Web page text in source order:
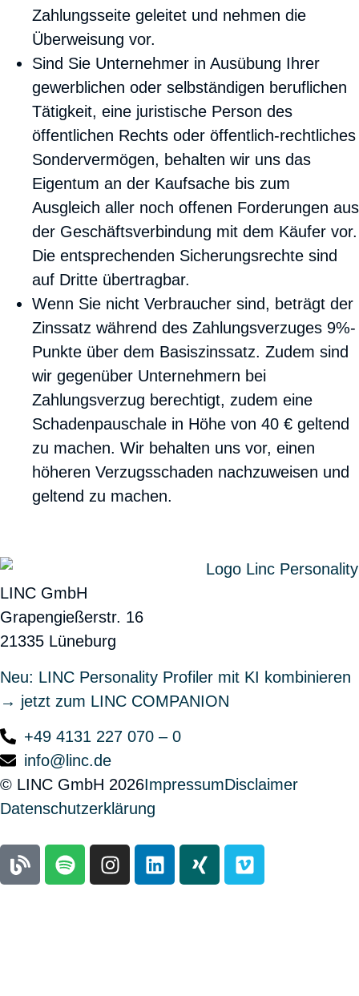
Zahlungsseite geleitet und nehmen die
Überweisung vor.
Sind Sie Unternehmer in Ausübung Ihrer
gewerblichen oder selbständigen beruflichen
Tätigkeit, eine juristische Person des
öffentlichen Rechts oder öffentlich-rechtliches
Sondervermögen, behalten wir uns das
Eigentum an der Kaufsache bis zum
Ausgleich aller noch offenen Forderungen aus
der Geschäftsverbindung mit dem Käufer vor.
Die entsprechenden Sicherungsrechte sind
auf Dritte übertragbar.
Wenn Sie nicht Verbraucher sind, beträgt der
Zinssatz während des Zahlungsverzuges 9%-
Punkte über dem Basiszinssatz. Zudem sind
wir gegenüber Unternehmern bei
Zahlungsverzug berechtigt, zudem eine
Schadenpauschale in Höhe von 40 € geltend
zu machen. Wir behalten uns vor, einen
höheren Verzugsschaden nachzuweisen und
geltend zu machen.
LINC GmbH
Grapengießerstr. 16
21335 Lüneburg
Neu: LINC Personality Profiler mit KI kombinieren
→ jetzt zum LINC COMPANION
+49 4131 227 070 – 0
info@linc.de
© LINC GmbH 2026ImpressumDisclaimer
Datenschutzerklärung